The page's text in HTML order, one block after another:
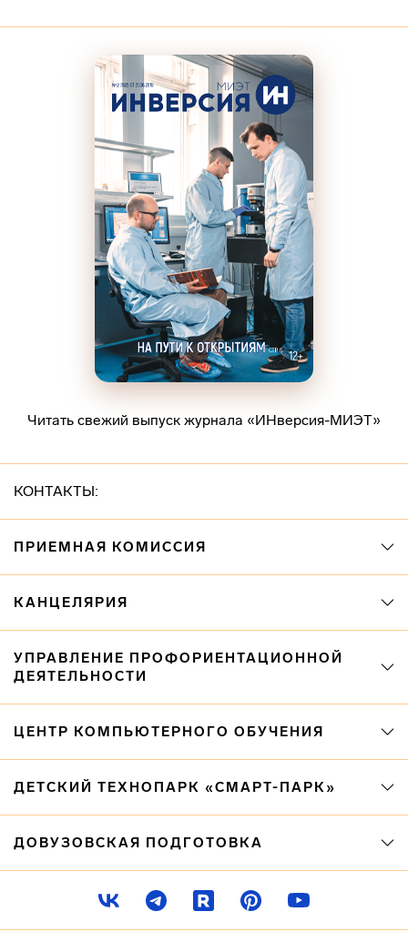
Читать свежий выпуск журнала «ИНверсия-МИЭТ»
КОНТАКТЫ:
ПРИЕМНАЯ КОМИССИЯ
КАНЦЕЛЯРИЯ
УПРАВЛЕНИЕ ПРОФОРИЕНТАЦИОННОЙ
ДЕЯТЕЛЬНОСТИ
ЦЕНТР КОМПЬЮТЕРНОГО ОБУЧЕНИЯ
ДЕТСКИЙ ТЕХНОПАРК «СМАРТ-ПАРК»
ДОВУЗОВСКАЯ ПОДГОТОВКА